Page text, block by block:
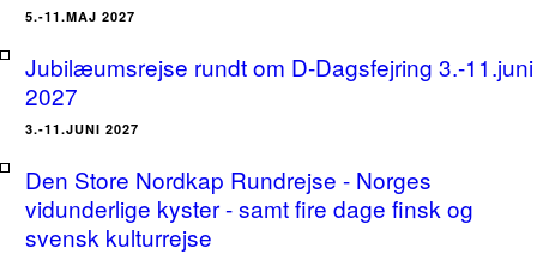
5.-11.MAJ 2027
Jubilæumsrejse rundt om D-Dagsfejring 3.-11.juni
2027
3.-11.JUNI 2027
Den Store Nordkap Rundrejse - Norges
vidunderlige kyster - samt fire dage finsk og
svensk kulturrejse